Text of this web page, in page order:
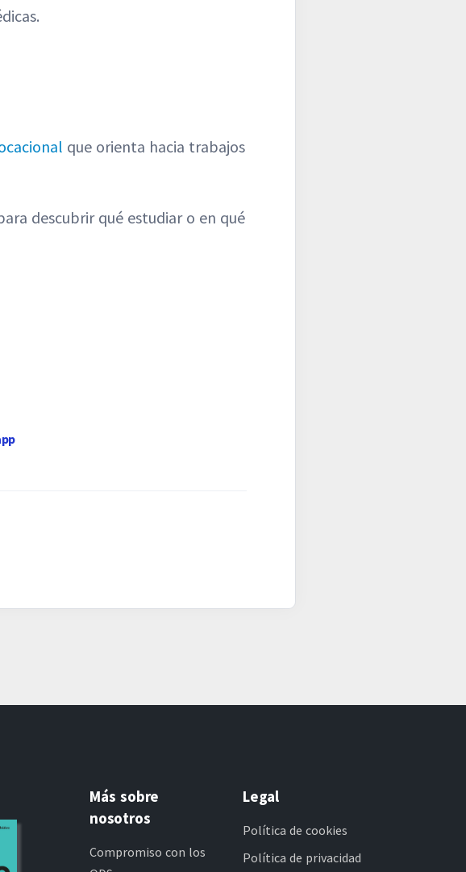
que orienta hacia trabajos
descubrir qué estudiar o en qué
Más sobre
nosotros
Compromiso con los
Legal
Política de cookies
Política de privacidad